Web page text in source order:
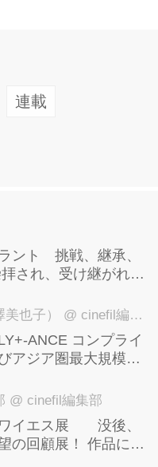
ネスイッチ銀座、
開されることにな
ベイ・カイテル、レ
が顔を揃え、『グレ
にのせながら...
連載
ント 挑戦、継承、
され、受け継がれ、
23日まで開催中！
也子） @ cinefil編集部
ANCE コンプライ
アジア圏最大規模の
ラマ部門"に正式招
@ cinefil編集部
ワイエス展 没後、
の回顧展！ 作品に描